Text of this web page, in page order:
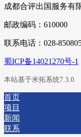
成都合评出国服务有
邮政编码：610000
联系电话：028-
蜀ICP备14021270号-1
本站基于米拓系统7.3.0
首页
项目
新闻
联系